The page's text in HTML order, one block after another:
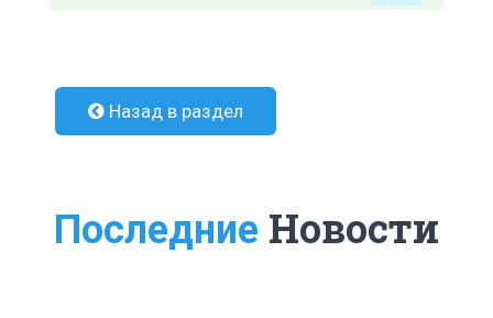
Назад в раздел
Последние Новости